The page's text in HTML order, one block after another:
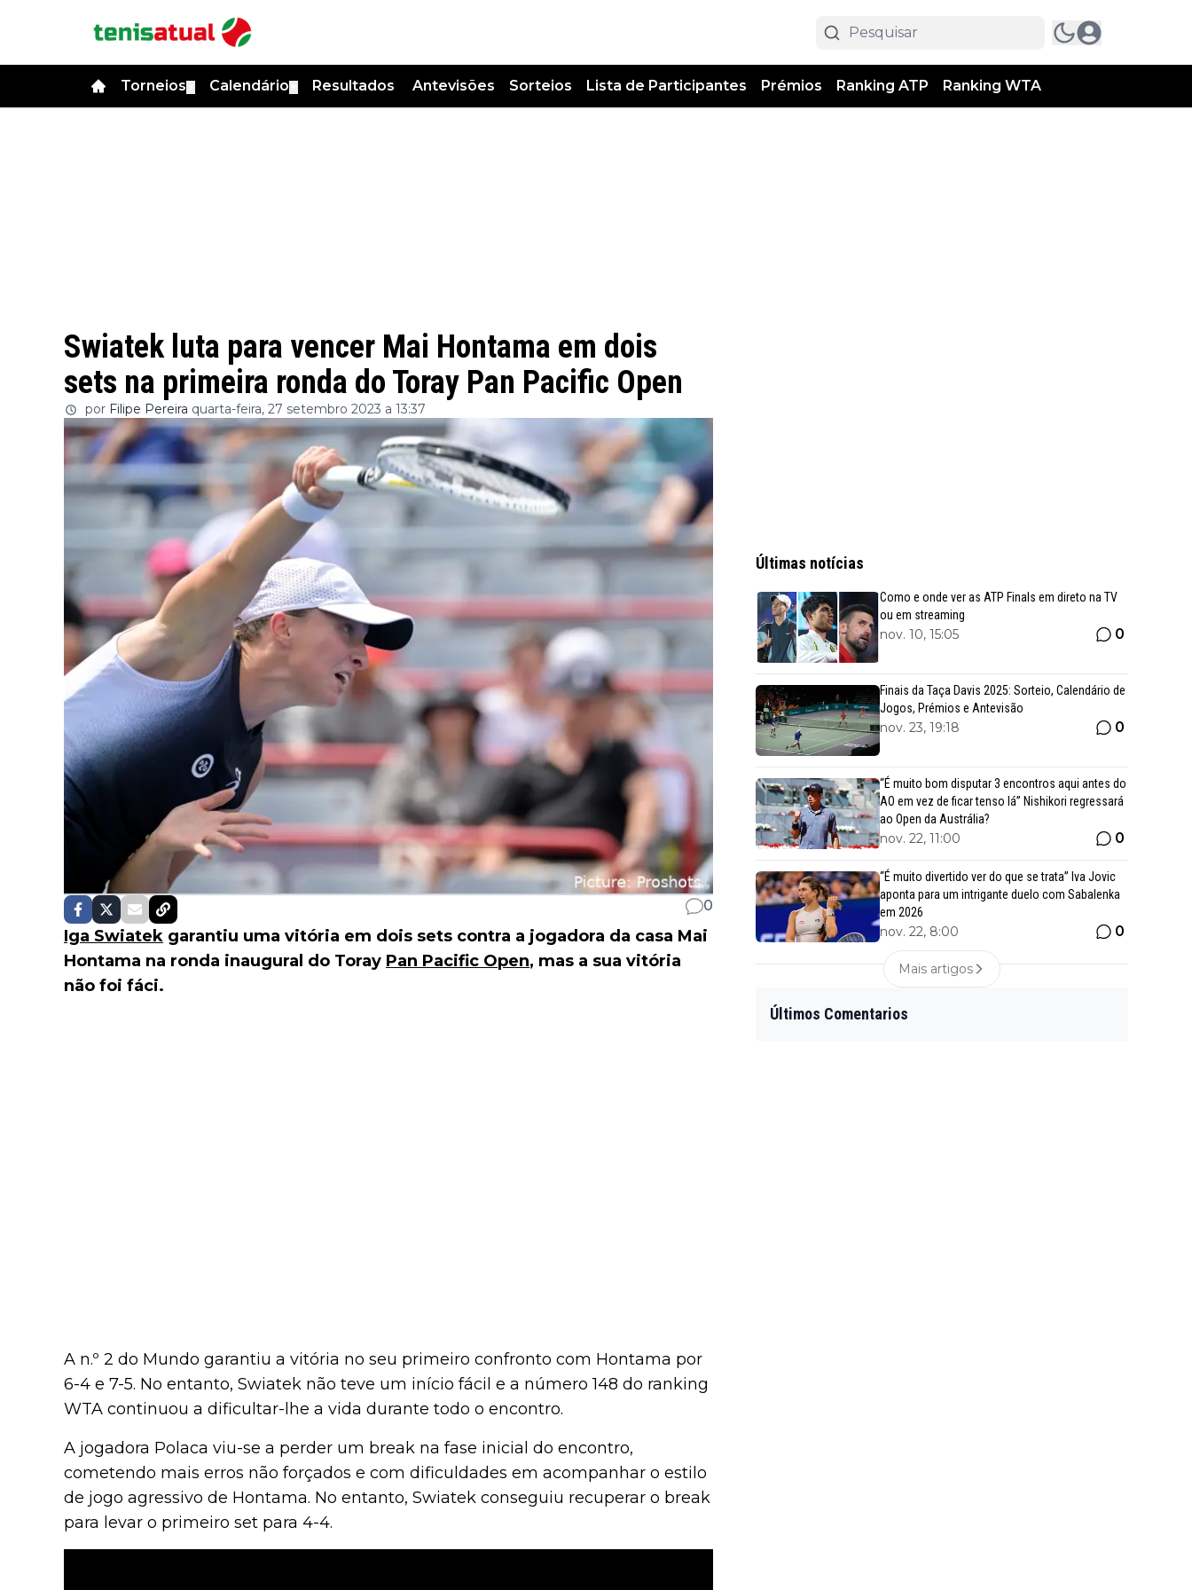
Torneios Calendário Resultados Antevisões Sorteios Lista de Participantes Prémios Ranking ATP Ranking WTA
Swiatek luta para vencer Mai Hontama em dois
sets na primeira ronda do Toray Pan Pacific Open
por Filipe Pereira quarta-feira, 27 setembro 2023 a 13:37
0
Iga Swiatek garantiu uma vitória em dois sets contra a jogadora da casa Mai
Hontama na ronda inaugural do Toray Pan Pacific Open, mas a sua vitória
não foi fáci.
A n.º 2 do Mundo garantiu a vitória no seu primeiro confronto com Hontama por
6-4 e 7-5. No entanto, Swiatek não teve um início fácil e a número 148 do ranking
WTA continuou a dificultar-lhe a vida durante todo o encontro.
A jogadora Polaca viu-se a perder um break na fase inicial do encontro,
cometendo mais erros não forçados e com dificuldades em acompanhar o estilo
de jogo agressivo de Hontama. No entanto, Swiatek conseguiu recuperar o break
para levar o primeiro set para 4-4.
Últimas notícias
Como e onde ver as ATP Finals em direto na TV
ou em streaming
nov. 10, 15:05 0
Finais da Taça Davis 2025: Sorteio, Calendário de
Jogos, Prémios e Antevisão
nov. 23, 19:18 0
“É muito bom disputar 3 encontros aqui antes do
AO em vez de ficar tenso lá” Nishikori regressará
ao Open da Austrália?
nov. 22, 11:00 0
“É muito divertido ver do que se trata” Iva Jovic
aponta para um intrigante duelo com Sabalenka
em 2026
nov. 22, 8:00 0
Mais artigos
Últimos Comentarios